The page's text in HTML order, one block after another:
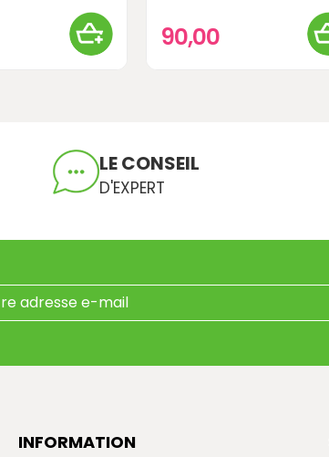
90,00
LE CONSEIL
D'EXPERT
INFORMATION